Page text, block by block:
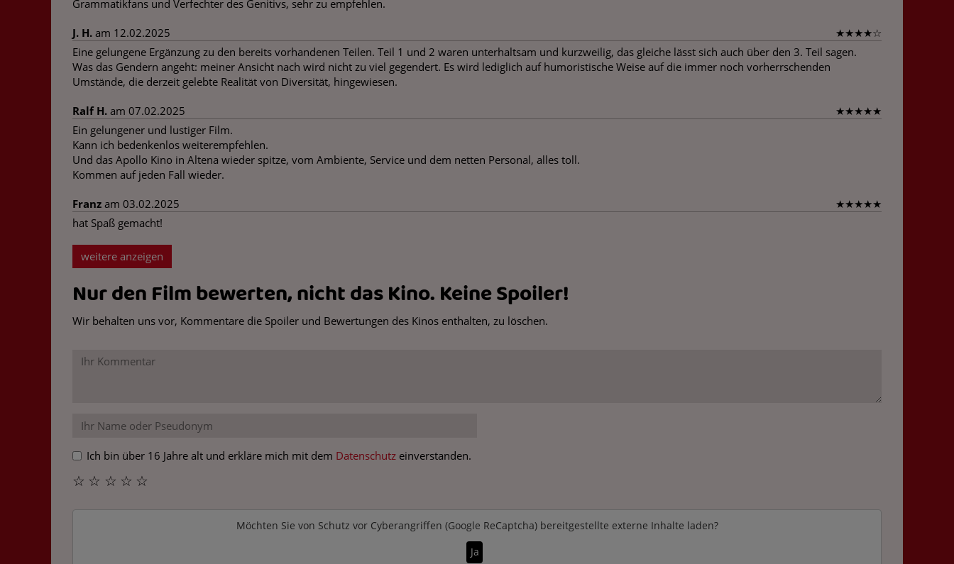
Grammatikfans und Verfechter des Genitivs, sehr zu empfehlen.
J. H. am 12.02.2025 ★★★★☆
Eine gelungene Ergänzung zu den bereits vorhandenen Teilen. Teil 1 und 2 waren unterhaltsam und kurzweilig, das gleiche lässt sich auch über den 3. Teil sagen.
Was das Gendern angeht: meiner Ansicht nach wird nicht zu viel gegendert. Es wird lediglich auf humoristische Weise auf die immer noch vorherrschenden
Umstände, die derzeit gelebte Realität von Diversität, hingewiesen.
Ralf H. am 07.02.2025 ★★★★★
Ein gelungener und lustiger Film.
Kann ich bedenkenlos weiterempfehlen.
Und das Apollo Kino in Altena wieder spitze, vom Ambiente, Service und dem netten Personal, alles toll.
Kommen auf jeden Fall wieder.
Franz am 03.02.2025 ★★★★★
hat Spaß gemacht!
weitere anzeigen
Nur den Film bewerten, nicht das Kino. Keine Spoiler!
Wir behalten uns vor, Kommentare die Spoiler und Bewertungen des Kinos enthalten, zu löschen.
Ich bin über 16 Jahre alt und erkläre mich mit dem Datenschutz einverstanden.
☆
☆
☆
☆
☆
Möchten Sie von Schutz vor Cyberangriffen (Google ReCaptcha)bereitgestellte externe Inhalte laden?
Ja